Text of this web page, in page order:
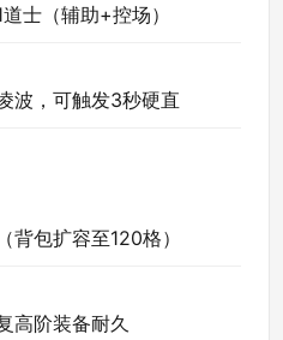
士（辅助+控场）
波，可触发3秒硬直
背包扩容至120格）
高阶装备耐久